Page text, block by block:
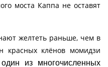
моста Каппа не оставят
желтеть раньше, чем в
красных клёнов момидзи
из многочисленных